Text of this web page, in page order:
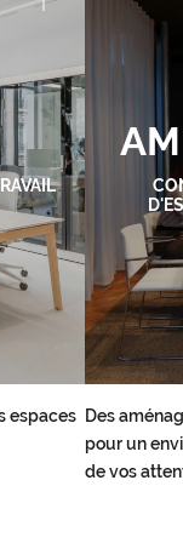
espaces Des
pour un
de vos